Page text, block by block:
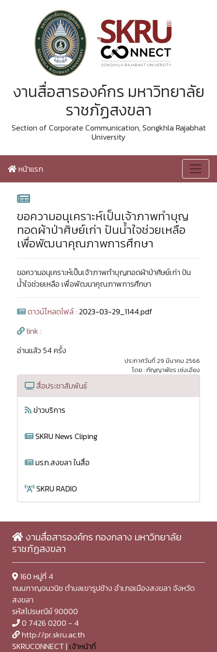
งานสื่อสารองค์กร มหาวิทยาลัย
ราชภัฏสงขลา
Section of Corporate Communication, Songkhla Rajabhat
University
หน้าแรก
ขอความอนุเคราะห์เป็นเจ้าภาพทำบุญ
ทอดผ้าป่าศิษย์เก่า ปันน้ำใจช่วยเหลือ
เพื่อพัฒนาคุณภาพการศึกษา
ขอความอนุเคราะห์เป็นเจ้าภาพทำบุญทอดผ้าป่าศิษย์เก่า ปัน
น้ำใจช่วยเหลือ เพื่อพัฒนาคุณภาพการศึกษา
ดาวน์โหลดไฟล์ : 2023-03-29_1144.pdf
link :
อ่านแล้ว 54 ครั้ง
ประกาศวันที่ 29 มีนาคม 2566
โดย : กัญญาพัชร เซ่งเอียง
สื่อประชาสัมพันธ์
ข่าวบริการ
SKRU News Cliping
มรภ.สงขลา ในสื่อ
SKRU RADIO
งานสื่อสารองค์กร กองกลาง มหาวิทยาลัย
ราชภัฏสงขลา
160 หมู่ที่ 4
ถนนกาญจนวนิช ตำบลเขารูปช้าง อำเภอเมืองสงขลา จังหวัด
สงขลา
รหัสไปรษณีย์ 90000
0 7426 0200 - 4
http://pr.skru.ac.th
SKRUCONNECT | เจ้าหน้าที่